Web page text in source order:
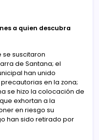
a quien descubra
se suscitaron
de Santana; el
han unido
en la zona;
se hizo la colocación de
exhortan a la
en riesgo su
han sido retirado por